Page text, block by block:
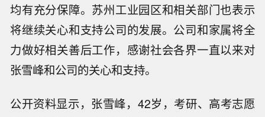
均有充分保障。苏州工业园区和相关部门也表示
将继续关心和支持公司的发展。公司和家属将全
力做好相关善后工作，感谢社会各界一直以来对
张雪峰和公司的关心和支持。
公开资料显示，张雪峰，42岁，考研、高考志愿